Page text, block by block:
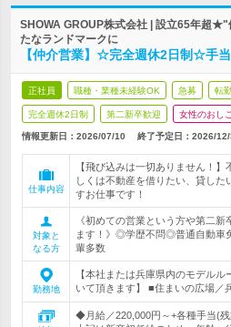
SHOWA GROUP株式会社 | 設立65年超
たなランドマークに
【仲介営業】☆完全週休2日制☆手
正社員 職種・業種未経験OK 急募 転
完全週休2日制 第二新卒歓迎 女性のおし
情報更新日：2026/07/10 終了予定日： 2026/12/
仕事内容
【飛び込みは一切ありません！
しくは不動産を借りたい、貸し
すお仕事です！
対象と
なる方
《初めての営業という方や第二
ます！》◎学歴不問◎普通自動車
輩多数
勤務地
【本社または兵庫県内のモデル
いて頂きます】 ■住まいの広場／
◆月給／220,000円～+各種手当(